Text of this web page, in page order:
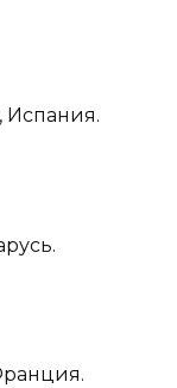
Испания.